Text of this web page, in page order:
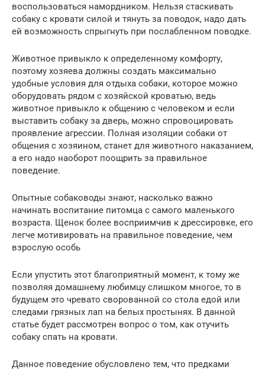
воспользоваться намордником. Нельзя стаскивать
собаку с кровати силой и тянуть за поводок, надо дать
ей возможность спрыгнуть при послабленном поводке.
Животное привыкло к определенному комфорту,
поэтому хозяева должны создать максимально
удобные условия для отдыха собаки, которое можно
оборудовать рядом с хозяйской кроватью, ведь
животное привыкло к общению с человеком и если
выставить собаку за дверь, можно спровоцировать
проявление агрессии. Полная изоляции собаки от
общения с хозяином, станет для животного наказанием,
а его надо наоборот поощрить за правильное
поведение.
Опытные собаководы знают, насколько важно
начинать воспитание питомца с самого маленького
возраста. Щенок более восприимчив к дрессировке, его
легче мотивировать на правильное поведение, чем
взрослую особь
Если упустить этот благоприятный момент, к тому же
позволяя домашнему любимцу слишком многое, то в
будущем это чревато сворованной со стола едой или
следами грязных лап на белых простынях. В данной
статье будет рассмотрен вопрос о том, как отучить
собаку спать на кровати.
Данное поведение обусловлено тем, что предками